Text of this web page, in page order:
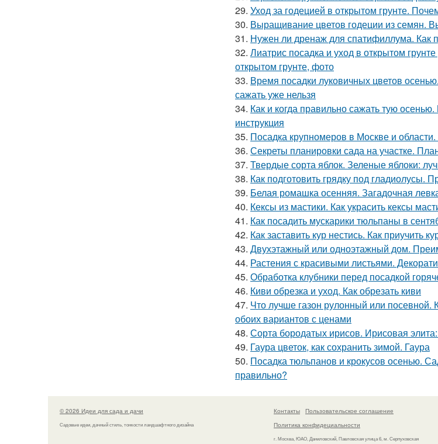
29. Уход за годецией в открытом грунте.
30. Выращивание цветов годеции из семян.
31. Нужен ли дренаж для спатифиллума. Как
32. Лиатрис посадка и уход в открытом
открытом грунте, фото
33. Время посадки луковичных цветов
сажать уже нельзя
34. Как и когда правильно сажать тую
инструкция
35. Посадка крупномеров в Москве и
36. Секреты планировки сада на участке.
37. Твердые сорта яблок. Зеленые яблоки:
38. Как подготовить грядку под гладиолусы.
39. Белая ромашка осенняя. Загадочная
40. Кексы из мастики. Как украсить кексы
41. Как посадить мускарики тюльпаны в
42. Как заставить кур нестись. Как приучить
43. Двухэтажный или одноэтажный дом.
44. Растения с красивыми листьями.
45. Обработка клубники перед посадкой
46. Киви обрезка и уход. Как обрезать киви
47. Что лучше газон рулонный или
обоих вариантов с ценами
48. Сорта бородатых ирисов. Ирисовая
49. Гаура цветок, как сохранить зимой. Гаура
50. Посадка тюльпанов и крокусов осенью.
правильно?
© 2026 Идеи для сада и дачи
Садовые идеи, дачный стиль, тонкости ландшафтного дизайна
Контакты
Пользовательское соглашение
Политика конфидециальности
г. Москва, ЮАО, Даниловский, Павловская улица 6, м. Серпуховская